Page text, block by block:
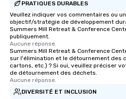
PRATIQUES DURABLES
Veuillez indiquer vos commentaires ou
objectif/stratégie de développement
Summers Mill Retreat & Conference
publiquement.
Aucune réponse.
Summers Mill Retreat & Conference
sur l'élimination et le détournement des
cartons, etc.) ? Si oui, veuillez préciser
de détournement des déchets.
Aucune réponse.
DIVERSITÉ ET INCLUSION